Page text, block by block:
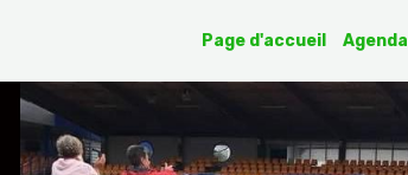
Page d'accueil Agenda